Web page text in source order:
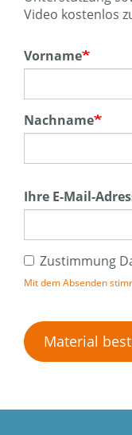
Video kostenlos
Ihr
Name
Vorname
Nachname
Ihre E-Mail-
Zustimmung
Mit dem Absenden
Material